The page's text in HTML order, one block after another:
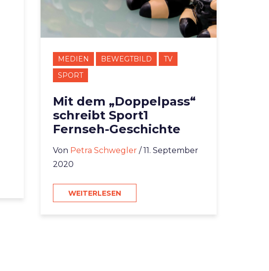
MEDIEN BEWEGTBILD
TV
SPORT
Mit dem „Doppelpass“
schreibt Sport1
Fernseh-Geschichte
Von Petra Schwegler/ 11. September
2020
WEITERLESEN